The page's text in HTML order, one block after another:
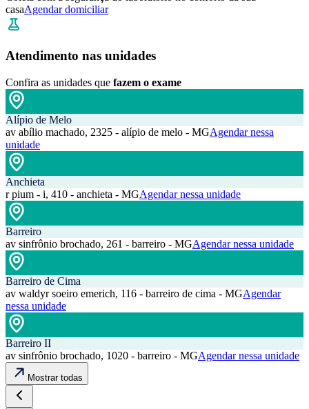
casaAgendar domiciliar
Atendimento nas unidades
Confira as unidades que fazem o exame
Alípio de Melo
av abílio machado, 2325 - alípio de melo - MGAgendar nessa
unidade
Anchieta
r pium - i, 410 - anchieta - MGAgendar nessa unidade
Barreiro
av sinfrônio brochado, 261 - barreiro - MGAgendar nessa unidade
Barreiro de Cima
av waldyr soeiro emerich, 116 - barreiro de cima - MGAgendar
nessa unidade
Barreiro II
av sinfrônio brochado, 1020 - barreiro - MGAgendar nessa unidade
Mostrar todas